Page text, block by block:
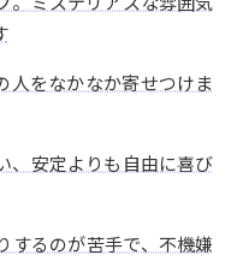
人をなかなか寄せつけま
、安定よりも自由に喜び
するのが苦手で、不機嫌